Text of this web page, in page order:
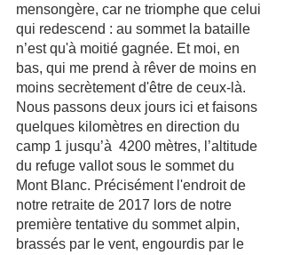
mensongère, car ne triomphe que celui
qui redescend : au sommet la bataille
n’est qu'à moitié gagnée. Et moi, en
bas, qui me prend à rêver de moins en
moins secrètement d'être de ceux-là.
Nous passons deux jours ici et faisons
quelques kilomètres en direction du
camp 1 jusqu’à  4200 mètres, l’altitude
du refuge vallot sous le sommet du
Mont Blanc. Précisément l'endroit de
notre retraite de 2017 lors de notre
première tentative du sommet alpin,
brassés par le vent, engourdis par le